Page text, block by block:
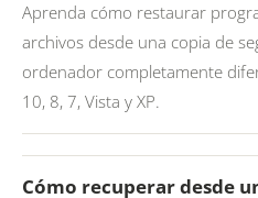
Aprenda cómo restaurar
archivos desde una copia de
ordenador completamente
10, 8, 7, Vista y XP.
Cómo recuperar desde